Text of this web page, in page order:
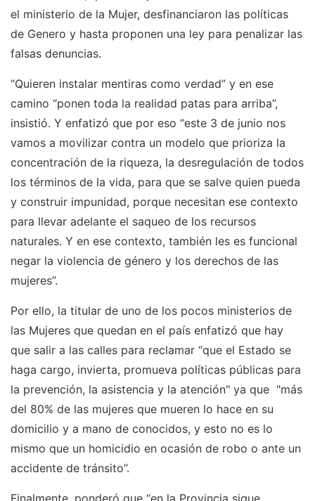
el ministerio de la Mujer, desfinanciaron las políticas
de Genero y hasta proponen una ley para penalizar las
falsas denuncias.
“Quieren instalar mentiras como verdad” y en ese
camino “ponen toda la realidad patas para arriba”,
insistió. Y enfatizó que por eso “este 3 de junio nos
vamos a movilizar contra un modelo que prioriza la
concentración de la riqueza, la desregulación de todos
los términos de la vida, para que se salve quien pueda
y construir impunidad, porque necesitan ese contexto
para llevar adelante el saqueo de los recursos
naturales. Y en ese contexto, también les es funcional
negar la violencia de género y los derechos de las
mujeres”.
Por ello, la titular de uno de los pocos ministerios de
las Mujeres que quedan en el país enfatizó que hay
que salir a las calles para reclamar “que el Estado se
haga cargo, invierta, promueva políticas públicas para
la prevención, la asistencia y la atención" ya que "más
del 80% de las mujeres que mueren lo hace en su
domicilio y a mano de conocidos, y esto no es lo
mismo que un homicidio en ocasión de robo o ante un
accidente de tránsito”.